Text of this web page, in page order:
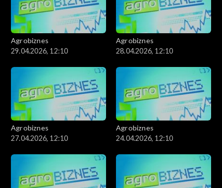
Agrobiznes
29.04.2026, 12:10
Agrobiznes
28.04.2026, 12:10
Agrobiznes
27.04.2026, 12:10
Agrobiznes
24.04.2026, 12:10